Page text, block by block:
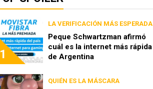
1
LA VERIFICACIÓN MÁS ESPERADA
Peque Schwartzman afirmó
cuál es la internet más rápida
de Argentina
QUIÉN ES LA MÁSCARA